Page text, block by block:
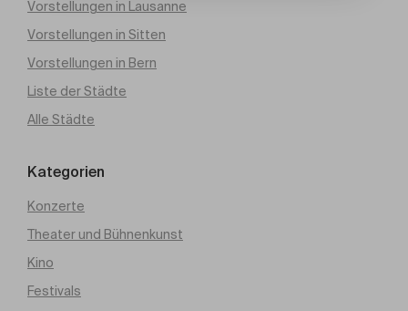
Vorstellungen in Lausanne
Vorstellungen in Sitten
Vorstellungen in Bern
Liste der Städte
Alle Städte
Kategorien
Konzerte
Theater und Bühnenkunst
Kino
Festivals